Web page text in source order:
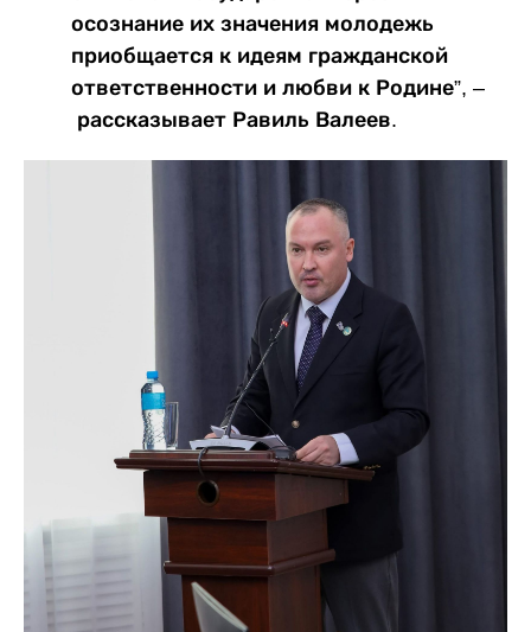
осознание их значения молодежь
приобщается к идеям гражданской
ответственности и любви к Родине”, –
рассказывает Равиль Валеев.